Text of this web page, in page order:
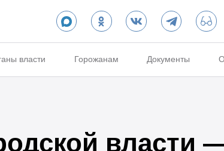
власти Горожанам Документы
власти